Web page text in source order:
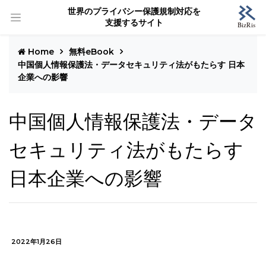
世界のプライバシー保護規制対応を
支援するサイト
Home
無料eBook
中国個人情報保護法・データセキュリティ法がもたらす 日本
企業への影響
中国個人情報保護法・データ
セキュリティ法がもたらす
日本企業への影響
2022年1月26日